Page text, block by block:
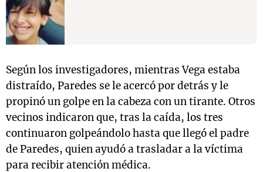
Según los investigadores, mientras Vega estaba
distraído, Paredes se le acercó por detrás y le
propinó un golpe en la cabeza con un tirante. Otros
vecinos indicaron que, tras la caída, los tres
continuaron golpeándolo hasta que llegó el padre
de Paredes, quien ayudó a trasladar a la víctima
para recibir atención médica.